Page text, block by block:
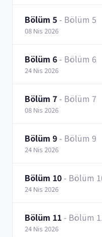
Bölüm 5 - Bölüm 5
08 Nis 2026
Bölüm 6 - Bölüm 6
24 Nis 2026
Bölüm 7 - Bölüm 7
08 Nis 2026
Bölüm 9 - Bölüm 9
24 Nis 2026
Bölüm 10 - Bölüm
24 Nis 2026
Bölüm 11 - Bölüm
24 Nis 2026